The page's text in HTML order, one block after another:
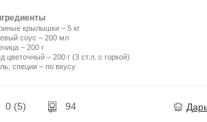
крылышки – 5 кг
соус – 200 мл
– 200 г
цветочный – 200 г (3 ст.л. с горкой)
специи – по вкусу
0 (5) 94